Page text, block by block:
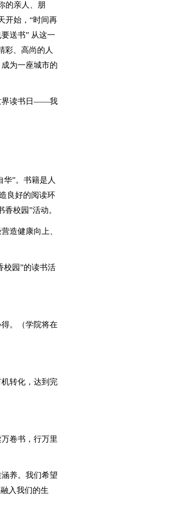
的亲人、朋
开始，“时间再
送书” 从这一
彩、高尚的人
为一座城市的
界读书日——我
”。书籍是人
良好的阅读环
校园”活动。
造健康向上、
校园”的读书活
。（学院将在
转化，达到完
卷书，行万里
养。我们希望
入我们的生